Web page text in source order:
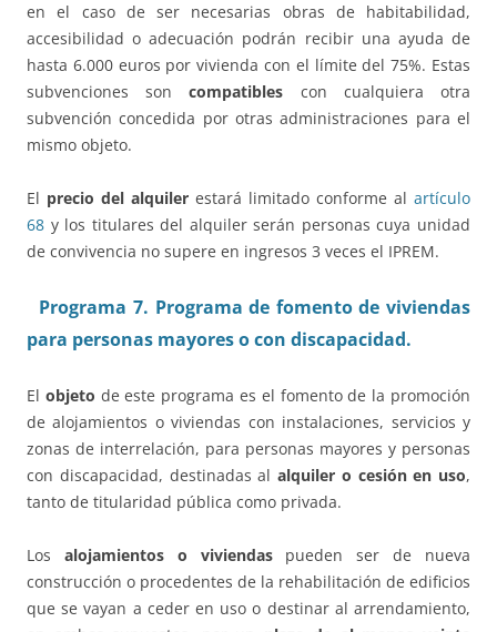
en el caso de ser necesarias obras de habitabilidad,
accesibilidad o adecuación podrán recibir una ayuda de
hasta 6.000 euros por vivienda con el límite del 75%. Estas
subvenciones soncompatibles con cualquiera otra
subvención concedida por otras administraciones para el
mismo objeto.
El precio del alquiler estará limitado conforme al artículo
68 y los titulares del alquiler serán personas cuya unidad
de convivencia no supere en ingresos 3 veces el IPREM.
Programa 7. Programa de fomento de viviendas
para personas mayores o con discapacidad.
El objeto de este programa es el fomento de la promoción
de alojamientos o viviendas con instalaciones, servicios y
zonas de interrelación, para personas mayores y personas
con discapacidad, destinadas al alquiler o cesión en uso,
tanto de titularidad pública como privada.
Los alojamientos o viviendaspueden ser de nueva
construcción o procedentes de la rehabilitación de edificios
que se vayan a ceder en uso o destinar al arrendamiento,